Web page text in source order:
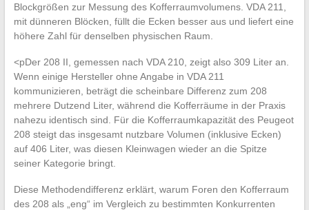
Blockgrößen zur Messung des Kofferraumvolumens. VDA 211,
mit dünneren Blöcken, füllt die Ecken besser aus und liefert eine
höhere Zahl für denselben physischen Raum.
<pDer 208 II, gemessen nach VDA 210, zeigt also 309 Liter an.
Wenn einige Hersteller ohne Angabe in VDA 211
kommunizieren, beträgt die scheinbare Differenz zum 208
mehrere Dutzend Liter, während die Kofferräume in der Praxis
nahezu identisch sind. Für die Kofferraumkapazität des Peugeot
208 steigt das insgesamt nutzbare Volumen (inklusive Ecken)
auf 406 Liter, was diesen Kleinwagen wieder an die Spitze
seiner Kategorie bringt.
Diese Methodendifferenz erklärt, warum Foren den Kofferraum
des 208 als „eng“ im Vergleich zu bestimmten Konkurrenten